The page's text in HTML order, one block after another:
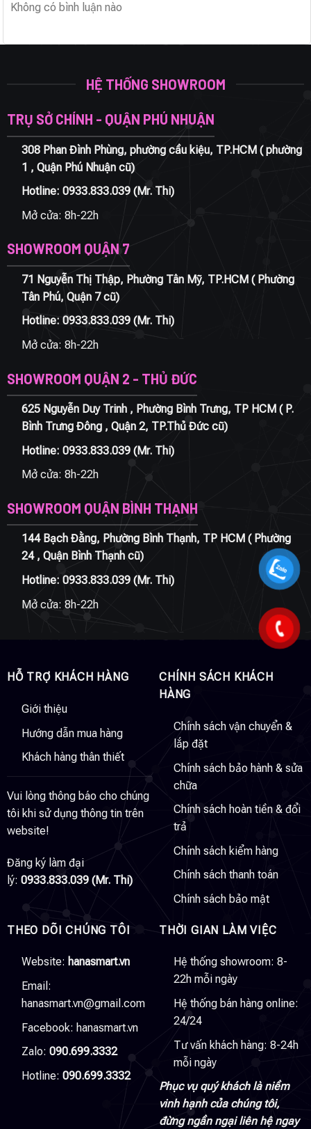
Không có bình luận nào
HỆ THỐNG SHOWROOM
TRỤ SỞ CHÍNH - QUẬN PHÚ NHUẬN
308 Phan Đình Phùng, phường cầu kiệu, TP.HCM ( phường
1 , Quận Phú Nhuận cũ)
Hotline: 0933.833.039(Mr. Thi)
Mở cửa: 8h-22h
SHOWROOM QUẬN 7
71 Nguyễn Thị Thập, Phường Tân Mỹ, TP.HCM ( Phường
Tân Phú, Quận 7 cũ)
Hotline: 0933.833.039(Mr. Thi)
Mở cửa: 8h-22h
SHOWROOM QUẬN 2 - THỦ ĐỨC
625 Nguyễn Duy Trinh , Phường Bình Trưng, TP HCM ( P.
Bình Trưng Đông , Quận 2, TP.Thủ Đức cũ)
Hotline: 0933.833.039(Mr. Thi)
Mở cửa: 8h-22h
SHOWROOM QUẬN BÌNH THẠNH
144 Bạch Đằng, Phường Bình Thạnh, TP HCM ( Phường
24 , Quận Bình Thạnh cũ)
Hotline: 0933.833.039(Mr. Thi)
Mở cửa: 8h-22h
HỖ TRỢ KHÁCH HÀNG
Giới thiệu
Hướng dẫn mua hàng
Khách hàng thân thiết
Vui lòng thông báo cho chúng
tôi khi sử dụng thông tin trên
website!
Đăng ký làm đại
lý: 0933.833.039 (Mr. Thi)
CHÍNH SÁCH KHÁCH
HÀNG
Chính sách vận chuyển &
lắp đặt
Chính sách bảo hành & sửa
chữa
Chính sách hoàn tiền & đổi
trả
Chính sách kiểm hàng
Chính sách thanh toán
Chính sách bảo mật
THEO DÕI CHÚNG TÔI
Website: hanasmart.vn
Email:
hanasmart.vn@gmail.com
Facebook: hanasmart.vn
Zalo: 090.699.3332
Hotline: 090.699.3332
THỜI GIAN LÀM VIỆC
Hệ thống showroom: 8-
22h mỗi ngày
Hệ thống bán hàng online:
24/24
Tư vấn khách hàng: 8-24h
mỗi ngày
Phục vụ quý khách là niềm
vinh hạnh của chúng tôi,
đừng ngần ngại liên hệ ngay